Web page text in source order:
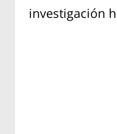
investigación